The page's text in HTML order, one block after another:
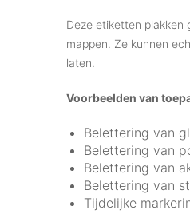
Deze etiketten plakken
mappen. Ze kunnen
laten.
Voorbeelden van
Belettering van
Belettering van
Belettering van
Belettering van
Tijdelijke